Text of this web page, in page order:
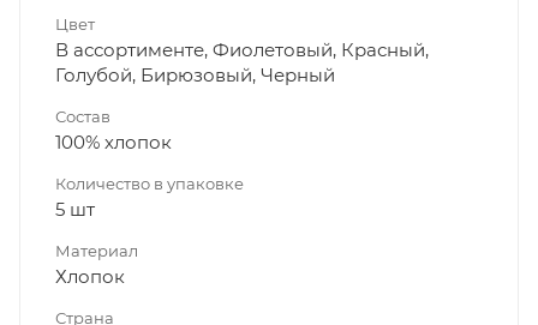
Цвет
В ассортименте, Фиолетовый, Красный,
Голубой, Бирюзовый, Черный
Состав
100% хлопок
Количество в упаковке
5 шт
Материал
Хлопок
Страна